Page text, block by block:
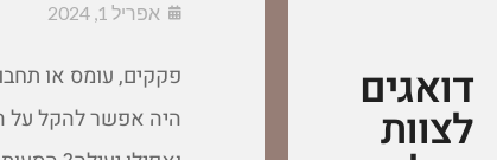
דואגים
לצוות
אפריל 1, 2024
פקקים, עומס או
היה אפשר להקל על